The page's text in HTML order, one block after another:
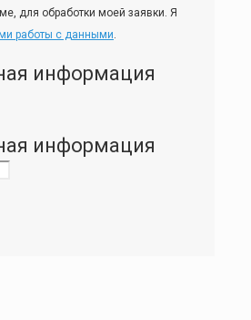
для обработки моей заявки. Я
работы с данными.
информация
информация